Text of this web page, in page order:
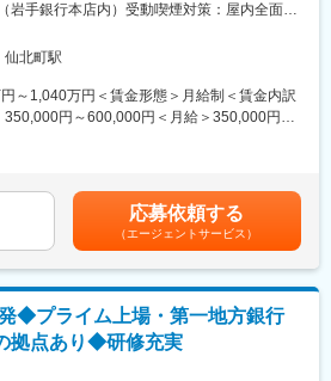
る制度「キャリアチャレンジプログラム」
これらの研修会、研修派遣には公募制も採用
溢れる行員のキャリアアップを支援していま
：
い、既成の価値観にとらわれない斬新な発想
「人」を求めています。同行には、ふるさと
いという熱い「想い」を「形」にできるフ
ります。岩手の未来を切り拓いていくとい
歓迎します。
県内外100店舗を超える拠点
グバンクである岩手銀行は「地域社会の発
（他のファンドやコンサル会社等からの情報
への参加）
査、事業性評価、事業計画策定
レゼン資料作成、投資協議
、社長含め8名体制です。
務の高度化を支える基盤作りをお任せいた
京都または盛岡市）
岩手銀行本店内）受動喫煙対策：屋内全面禁
の定める事業所（リモートワーク含む）
仙北町駅
～1,040万円＜賃金形態＞月給制＜賃金内訳
350,000円～600,000円＜月給＞350,000円～
であり、選考を通じて上下する可能性があり
定手当を含めた表記です。
応募依頼する
（エージェントサービス）
◆プライム上場・第一地方銀行
拠点あり◆研修充実